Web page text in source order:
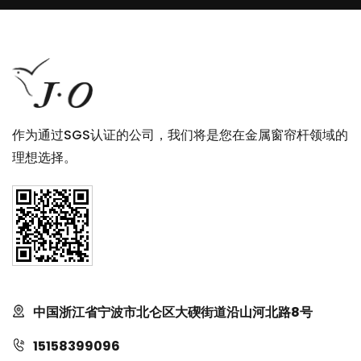
作为通过SGS认证的公司，我们将是您在金属窗帘杆领域的
理想选择。
中国浙江省宁波市北仑区大碶街道沿山河北路8号
15158399096